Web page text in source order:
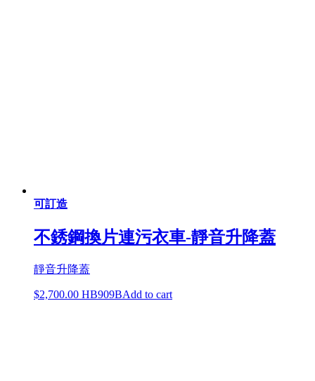
可訂造
不銹鋼換片連污衣車-靜音升降蓋
靜音升降蓋
$2,700.00 HB909BAdd to cart